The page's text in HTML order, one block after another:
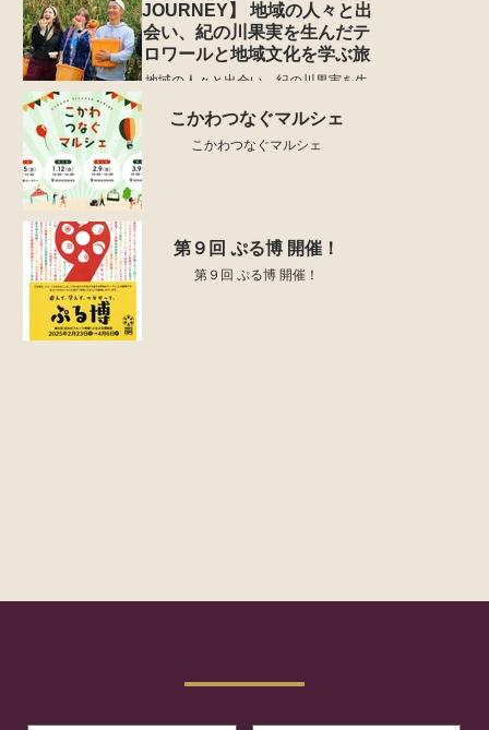
JOURNEY】 地域の人々と出
会い、紀の川果実を生んだテ
ロワールと地域文化を学ぶ旅
地域の人々と出会い、紀の川果実を生
こかわつなぐマルシェ
こかわつなぐマルシェ
第９回 ぷる博 開催！
第９回 ぷる博 開催！